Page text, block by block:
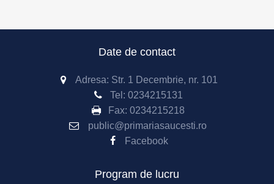
Date de contact
Adresa: Str. 1 Decembrie, nr. 101
Tel: 0234215131
Fax: 0234215218
public@primariasaucesti.ro
Facebook
Program de lucru